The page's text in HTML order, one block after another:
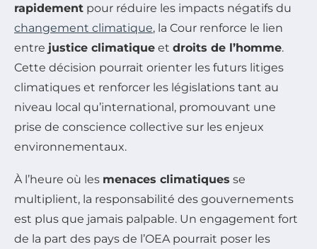
rapidement pour réduire les impacts négatifs du
changement climatique, la Cour renforce le lien
entre justice climatique et droits de l’homme.
Cette décision pourrait orienter les futurs litiges
climatiques et renforcer les législations tant au
niveau local qu’international, promouvant une
prise de conscience collective sur les enjeux
environnementaux.
À l’heure où les menaces climatiques se
multiplient, la responsabilité des gouvernements
est plus que jamais palpable. Un engagement fort
de la part des pays de l’OEA pourrait poser les